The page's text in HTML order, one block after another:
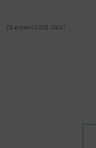
25 апреля 2025, 09:41